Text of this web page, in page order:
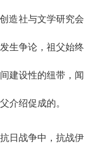
造社与文学研究会
生争论，祖父始终
建设性的纽带，闻
介绍促成的。
日战争中，抗战伊